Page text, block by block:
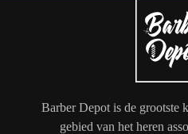
Barber Depot is de grootste
gebied van het heren